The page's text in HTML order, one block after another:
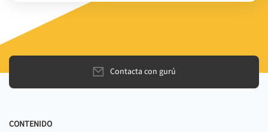
Contacta con gurú
CONTENIDO